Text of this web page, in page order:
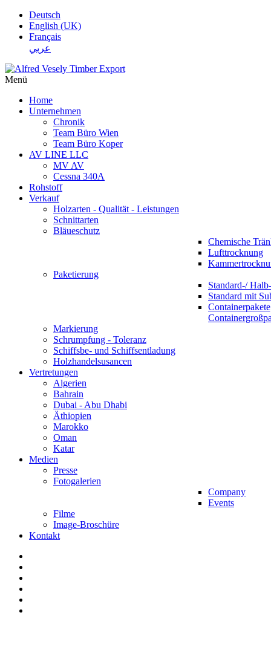
Deutsch
English (UK)
Français
عربي
Menü
Home
Unternehmen
Chronik
Team Büro Wien
Team Büro Koper
AV LINE LLC
MV AV
Cessna 340A
Rohstoff
Verkauf
Holzarten - Qualität - Leistungen
Schnittarten
Bläueschutz
Chemische
Lufttrocknung
Paketierung
Standard-/
Standard mit
Markierung
Schrumpfung - Toleranz
Schiffsbe- und Schiffsentladung
Holzhandelsusancen
Vertretungen
Algerien
Bahrain
Dubai - Abu Dhabi
Äthiopien
Marokko
Oman
Katar
Medien
Presse
Fotogalerien
Company
Events
Filme
Image-Broschüre
Kontakt